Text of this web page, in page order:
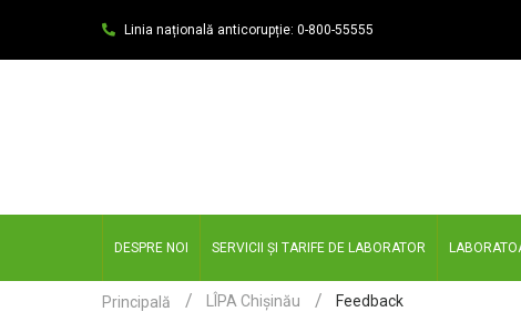
Linia națională anticorupție: 0-800-55555
DESPRE NOI SERVICII ȘI TARIFE DE LABORATOR
Principală LÎPA Chișinău Feedback